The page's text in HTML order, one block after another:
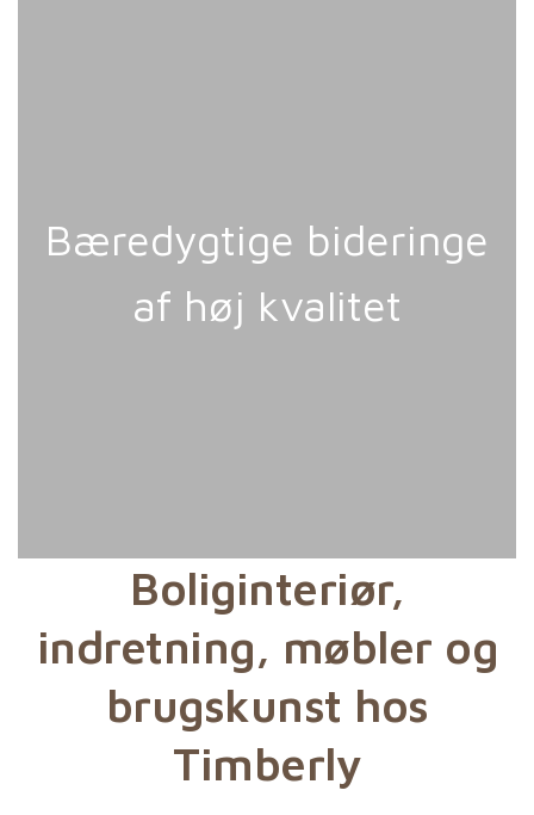
Bæredygtige bideringe
af høj kvalitet
Boliginteriør,
indretning, møbler og
brugskunst hos
Timberly